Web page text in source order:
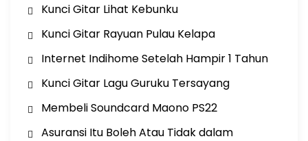
Kunci Gitar Lihat Kebunku
Kunci Gitar Rayuan Pulau Kelapa
Internet Indihome Setelah Hampir 1 Tahun
Kunci Gitar Lagu Guruku Tersayang
Membeli Soundcard Maono PS22
Asuransi Itu Boleh Atau Tidak dalam